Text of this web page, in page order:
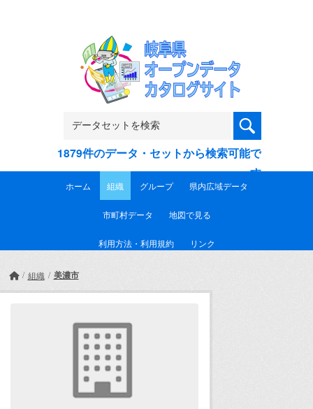
1879件のデータ・セットから検索可能で
す
ホーム 組織 グループ 県内広域データ
市町村データ 地図で見る
利用方法・利用規約 リンク
組織 美濃市